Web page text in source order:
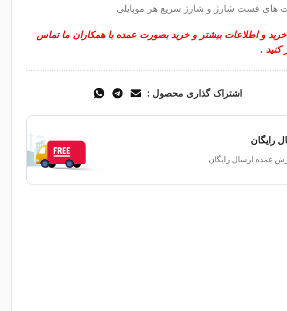
های فست شارژ و شارژ سریع هر موبایلی
و اطلاعات بیشتر و خرید بصورت عمده با همکاران ما تماس
کنید .
اشتراک گذاری محصول :
رایگان
عمده ارسال رایگان